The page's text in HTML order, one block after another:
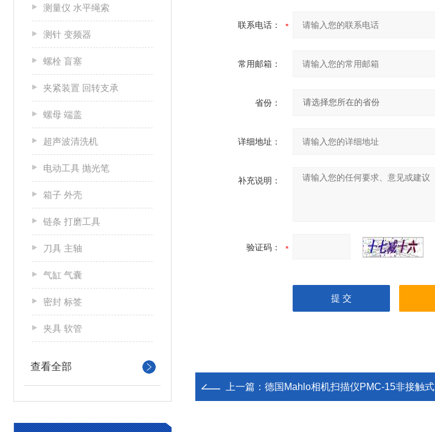
测量仪 水平绳索
测针 变频器
螺栓 盲塞
夹紧装置 回转支承
螺母 端盖
超声波清洗机
电动工具 抛光笔
箱子 外壳
链条 打磨工具
刀具 主轴
气缸 气囊
密封 标签
夹具 软管
查看全部
联系电话：
常用邮箱：
省份：
详细地址：
补充说明：
验证码：
上一篇： 德国Mahlo相机扫描仪PMC-15非接触式